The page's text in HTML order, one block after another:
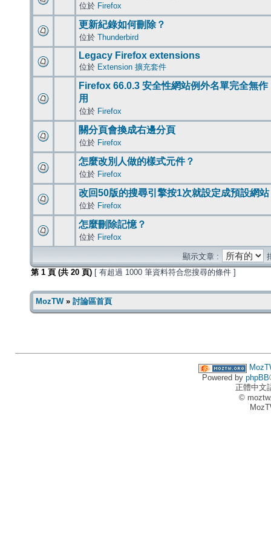
位於 Firefox
更新紀錄如何刪除？
位於 Thunderbird
Legacy Firefox extensions
位於 Extension 擴充套件
Firefox 66.0.3 安全性網站例外名單完全無作
用
位於 Firefox
關分頁會換成右邊分頁
位於 Firefox
怎麼改別人做的樣式元件？
位於 Firefox
改回50版的搜尋引擎按1次就設定成預設網站
位於 Firefox
怎麼刪除記憶？
位於 Firefox
顯示文章 :
第 1 頁 (共 20 頁) [ 有超過 1000 筆資料符合您搜尋的條件 ]
MozTW» 討論區首頁
Powered by phpBB
正體中文
©